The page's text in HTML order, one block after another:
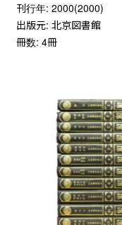
刊行年: 2000(2000)
出版元: 北京図書館
冊数: 4冊